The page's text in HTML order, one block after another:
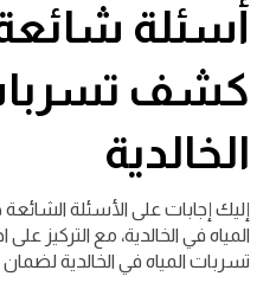
أسئلة
كشف
الخالدية
إليك إجابات على الأسئلة
المياه في الخالدية، مع التركيز
تسربات المياه في الخالدية